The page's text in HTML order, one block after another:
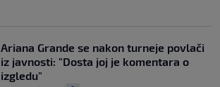
Ariana Grande se nakon turneje povlači
iz javnosti: "Dosta joj je komentara o
izgledu"